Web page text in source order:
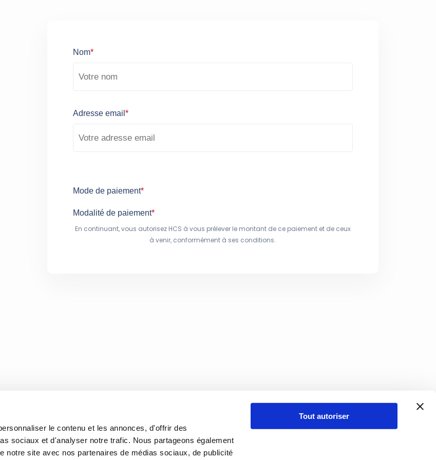
le contenu et les annonces, d'offrir des
sociaux et d'analyser notre trafic. Nous partageons également
notre site avec nos partenaires de médias sociaux, de publicité
Tout autoriser
Nom*
Adresse email *
Mode de paiement*
Modalité de paiement*
En continuant, vous autorisez HCS à vous prélever le montant de ce paiement et de ceux
à venir, conformément à ses conditions.